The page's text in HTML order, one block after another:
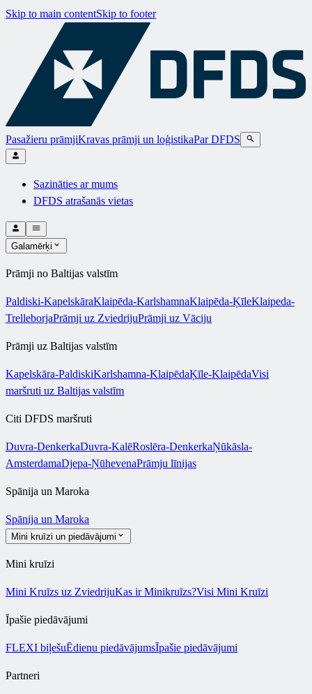
Skip to main contentSkip to footer
Pasažieru prāmjiKravas prāmji un loģistikaPar DFDS
Sazināties ar mums
DFDS atrašanās vietas
Galamērķi
Prāmji no Baltijas valstīm
Paldiski-KapelskāraKlaipēda-KarlshamnaKlaipēda-ĶīleKlaipeda-
TrelleborjaPrāmji uz ZviedrijuPrāmji uz Vāciju
Prāmji uz Baltijas valstīm
Kapelskāra-PaldiskiKarlshamna-KlaipēdaĶīle-KlaipēdaVisi
maršruti uz Baltijas valstīm
Citi DFDS maršruti
Duvra-DenkerkaDuvra-KalēRoslēra-DenkerkaŅūkāsla-
AmsterdamaDjepa-ŅūhevenaPrāmju līnijas
Spānija un Maroka
Spānija un Maroka
Mini kruīzi un piedāvājumi
Mini kruīzi
Mini Kruīzs uz ZviedrijuKas ir Minikruīzs?Visi Mini Kruīzi
Īpašie piedāvājumi
FLEXI biļešuĒdienu piedāvājumsĪpašie piedāvājumi
Partneri